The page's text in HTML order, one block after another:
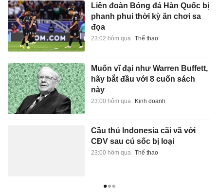
Liên đoàn Bóng đá Hàn Quốc bị
phanh phui thời kỳ ăn chơi sa
đọa
23:02 hôm qua Thể thao
Muốn vĩ đại như Warren Buffett,
hãy bắt đầu với 8 cuốn sách
này
23:00 hôm qua Kinh doanh
Cầu thủ Indonesia cãi vã với
CĐV sau cú sốc bị loại
23:00 hôm qua Thể thao